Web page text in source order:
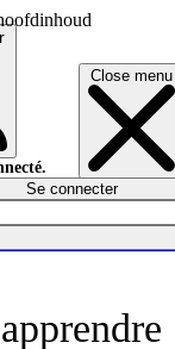
Close menu
Se connecter